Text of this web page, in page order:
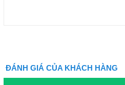
ĐÁNH GIÁ CỦA KHÁCH HÀNG